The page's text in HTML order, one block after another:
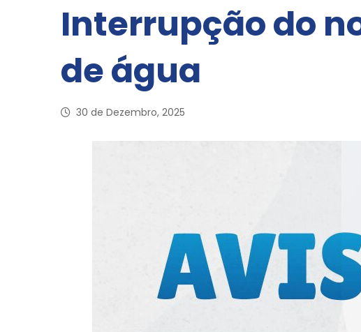
Interrupção do
de água
30 de Dezembro, 2025